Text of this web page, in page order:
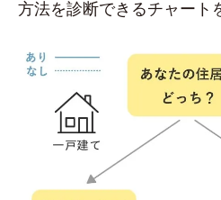
方法を診断できるチャート